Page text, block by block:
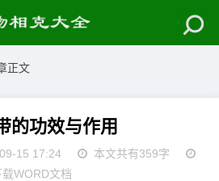
正文
的功效与作用
15 17:24
本文共有359字
载WORD文档